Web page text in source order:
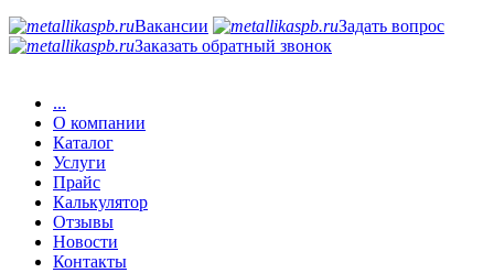
Вакансии
Задать вопрос
Заказать обратный звонок
...
О компании
Каталог
Услуги
Прайс
Калькулятор
Отзывы
Новости
Контакты